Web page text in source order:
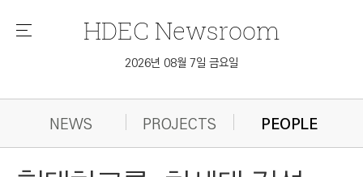
메
HDEC Newsroom
2026년 08월 7일 금요일
NEWS PROJECTS PEOPLE